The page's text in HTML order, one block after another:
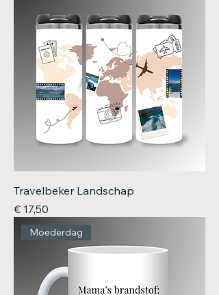
Travelbeker Landschap
Prijs
€ 17,50
Moederdag